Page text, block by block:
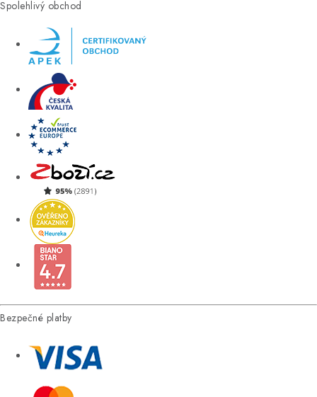
Spolehlivý obchod
Bezpečné platby